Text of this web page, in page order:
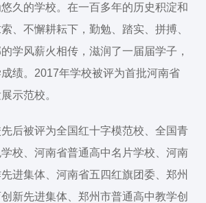
久的学校。在一百多年的历史积淀和
、不懈耕耘下，勤勉、踏实、拼搏、
学风薪火相传，滋润了一届届学子，
绩。2017年学校被评为首批河南省
示范校。
后被评为全国红十字模范校、全国青
校、河南省普通高中名片学校、河南
进集体、河南省五四红旗团委、郑州
新先进集体、郑州市普通高中教学创